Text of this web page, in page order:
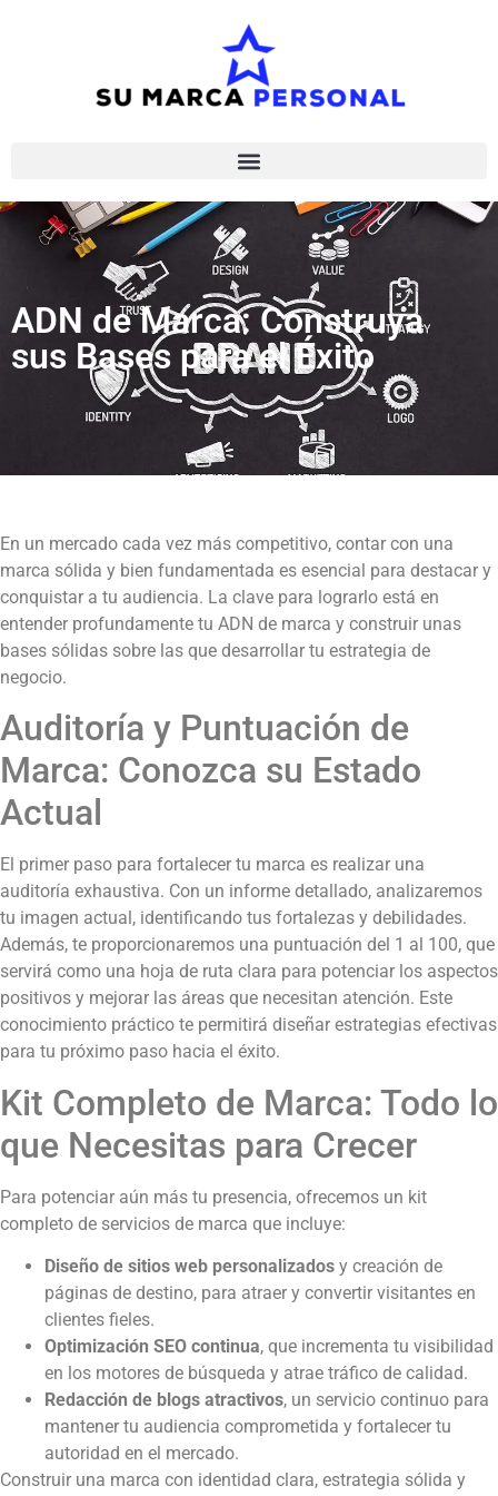
ADN de Marca: Construya
sus Bases para el Éxito
En un mercado cada vez más competitivo, contar con una
marca sólida y bien fundamentada es esencial para destacar y
conquistar a tu audiencia. La clave para lograrlo está en
entender profundamente tu ADN de marca y construir unas
bases sólidas sobre las que desarrollar tu estrategia de
negocio.
Auditoría y Puntuación de
Marca: Conozca su Estado
Actual
El primer paso para fortalecer tu marca es realizar una
auditoría exhaustiva. Con un informe detallado, analizaremos
tu imagen actual, identificando tus fortalezas y debilidades.
Además, te proporcionaremos una puntuación del 1 al 100, que
servirá como una hoja de ruta clara para potenciar los aspectos
positivos y mejorar las áreas que necesitan atención. Este
conocimiento práctico te permitirá diseñar estrategias efectivas
para tu próximo paso hacia el éxito.
Kit Completo de Marca: Todo lo
que Necesitas para Crecer
Para potenciar aún más tu presencia, ofrecemos un kit
completo de servicios de marca que incluye:
Diseño de sitios web personalizados y creación de
páginas de destino, para atraer y convertir visitantes en
clientes fieles.
Optimización SEO continua, que incrementa tu visibilidad
en los motores de búsqueda y atrae tráfico de calidad.
Redacción de blogs atractivos, un servicio continuo para
mantener tu audiencia comprometida y fortalecer tu
autoridad en el mercado.
Construir una marca con identidad clara, estrategia sólida y